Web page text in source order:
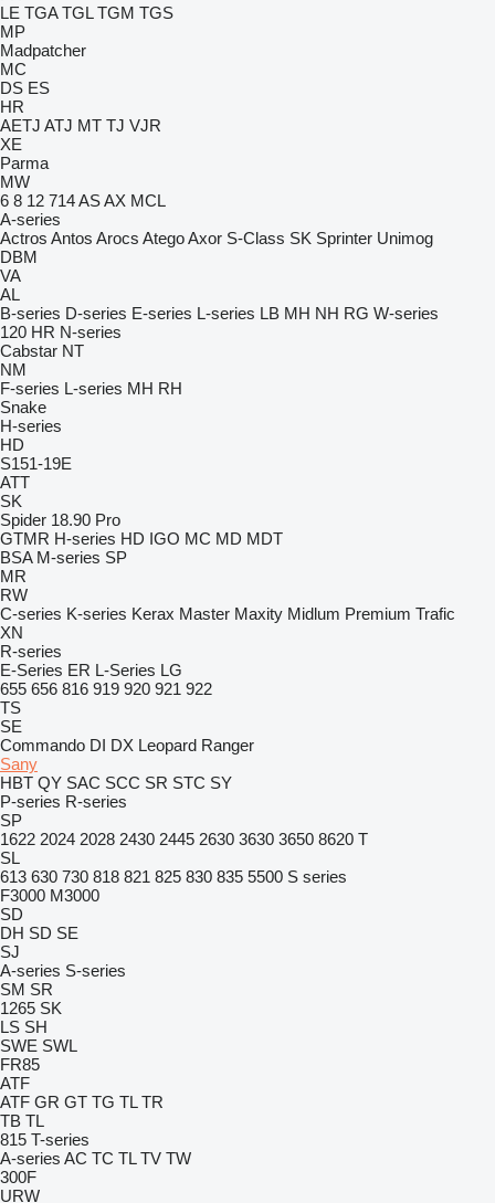
LE TGA TGL TGM TGS
MP
Madpatcher
MC
DS ES
HR
AETJ ATJ MT TJ VJR
XE
Parma
MW
6 8 12 714ASAX MCL
A-series
Actros Antos Arocs AtegoAxor S-Class SK Sprinter Unimog
DBM
VA
AL
B-series D-series E-series L-series LB MH NH RG W-series
120 HR N-series
Cabstar NT
NM
F-series L-series MH RH
Snake
H-series
HD
S151-19E
ATT
SK
Spider 18.90 Pro
GTMR H-series HD IGO MC MD MDT
BSA M-series SP
MR
RW
C-series K-series Kerax Master Maxity Midlum Premium Trafic
XN
R-series
E-Series ER L-Series LG
655 656 816 919 920 921 922
TS
SE
Commando DI DX Leopard Ranger
Sany
HBT QY SAC SCC SR STC SY
P-series R-series
SP
1622 2024 2028 2430 2445 2630 3630 3650 8620 T
SL
613 630 730 818 821 825 830 835 5500 S series
F3000 M3000
SD
DH SD SE
SJ
A-series S-series
SM SR
1265 SK
LS SH
SWE SWL
FR85
ATF
ATF GR GT TG TL TR
TB TL
815 T-series
A-series AC TC TL TV TW
300F
URW